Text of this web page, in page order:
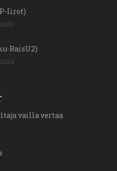
P-Iirot)
RaisU2)
vailla vertaa